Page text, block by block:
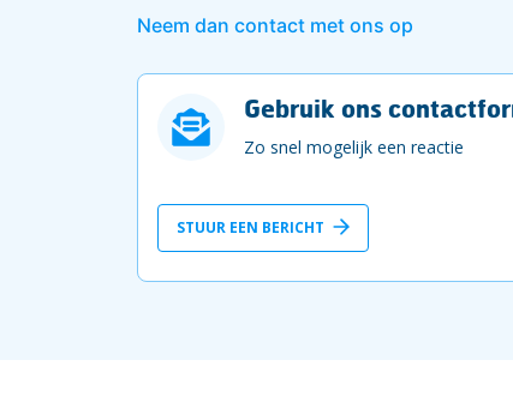
Neem dan contact met ons op
Gebruik ons
Zo snel mogelijk een reactie
STUUR EEN BERICHT